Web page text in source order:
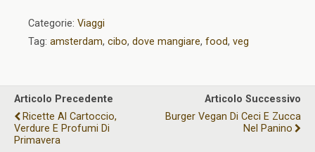
Categorie: Viaggi
Tag: amsterdam, cibo, dove mangiare, food, veg
Articolo Precedente
Ricette Al Cartoccio,
Verdure E Profumi Di
Primavera
Articolo Successivo
Burger Vegan Di Ceci E Zucca
Nel Panino